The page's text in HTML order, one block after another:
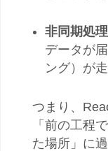
非同期処
データが
ング）が
つまり、
「前の工程
た場所」に